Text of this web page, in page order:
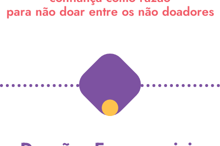
para não doar entre os não doadores